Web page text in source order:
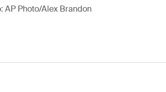
AP Photo/Alex Brandon